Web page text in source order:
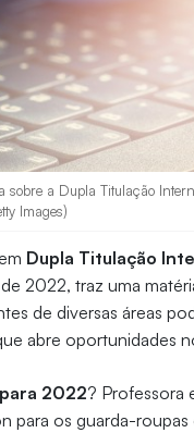
a Dupla Titulação
Images)
Dupla Titulação
2022, traz uma
de diversas áreas
abre oportunidades
2022? Professora
para os guarda-roupas